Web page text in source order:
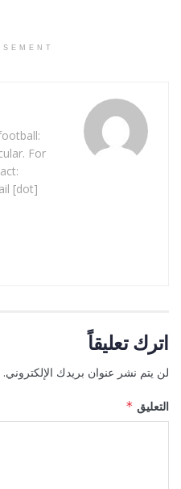
For
[dot]
اترك تعليقاً
لن يتم نشر عنوان بريدك الإلكتروني.
التعليق *